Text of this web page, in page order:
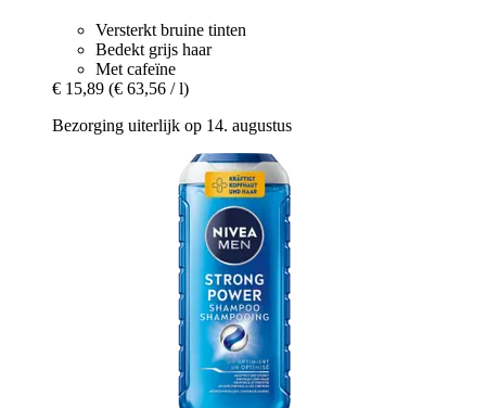
Versterkt bruine tinten
Bedekt grijs haar
Met cafeïne
€ 15,89 (€ 63,56 / l)
Bezorging uiterlijk op 14. augustus